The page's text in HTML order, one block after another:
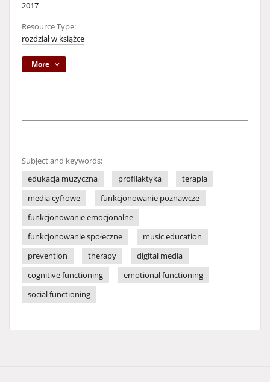
2017
Resource Type:
rozdział w książce
More
Subject and keywords:
edukacja muzyczna
profilaktyka
terapia
media cyfrowe
funkcjonowanie poznawcze
funkcjonowanie emocjonalne
funkcjonowanie społeczne
music education
prevention
therapy
digital media
cognitive functioning
emotional functioning
social functioning